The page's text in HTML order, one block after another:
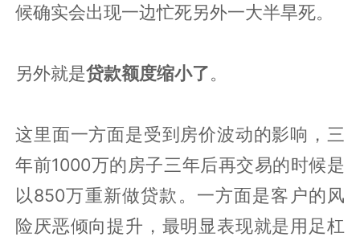
候确实会出现一边忙死另外一大半旱死。
另外就是贷款额度缩小了。
这里面一方面是受到房价波动的影响，三
年前1000万的房子三年后再交易的时候是
以850万重新做贷款。一方面是客户的风
险厌恶倾向提升，最明显表现就是用足杠